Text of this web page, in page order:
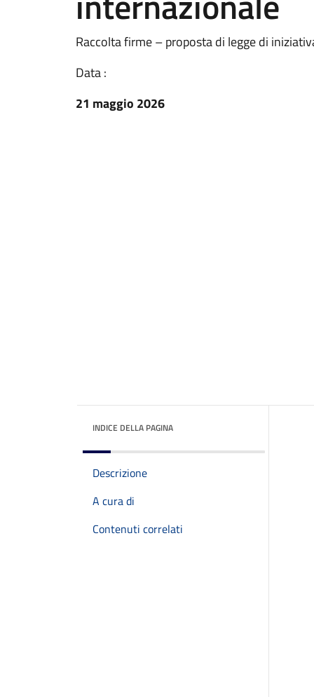
Raccolta firme – proposta di legge di
Data :
21 maggio 2026
INDICE DELLA PAGINA
Descrizione
A cura di
Contenuti correlati